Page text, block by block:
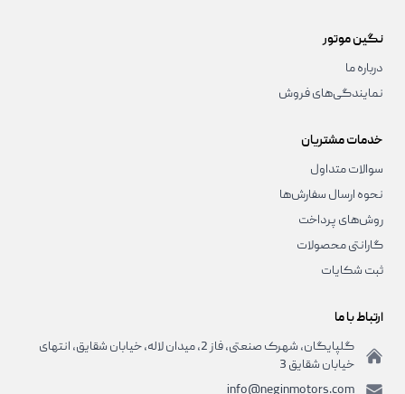
نگین موتور
درباره ما
نمایندگی‌های فروش
خدمات مشتریان
سوالات متداول
نحوه ارسال سفارش‌ها
روش‌های پرداخت
گارانتی محصولات
ثبت شکایات
ارتباط با ما
گلپایگان، شهرک صنعتی، فاز 2، میدان لاله، خیابان شقایق، انتهای
خیابان شقایق 3
info@neginmotors.com